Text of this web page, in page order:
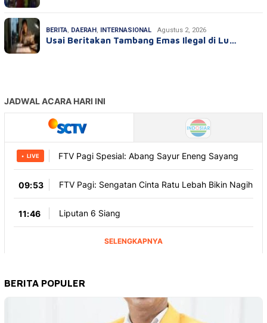
BERITA, DAERAH, INTERNASIONAL Agustus 2, 2026
Usai Beritakan Tambang Emas Ilegal di Lu…
BERITA POPULER